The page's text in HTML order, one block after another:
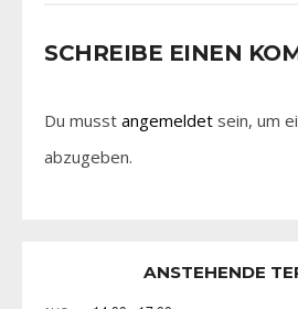
SCHREIBE EINEN
Du musst angemeldet sein, um
abzugeben.
ANSTEHENDE